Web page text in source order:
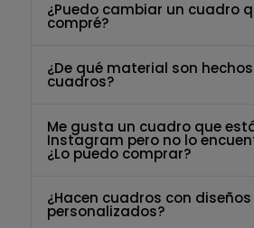
¿Puedo cambiar un cuadro
compré?
¿De qué material son
cuadros?
Me gusta un cuadro que
Instagram pero no lo
¿Lo puedo comprar?
¿Hacen cuadros con diseños
personalizados?